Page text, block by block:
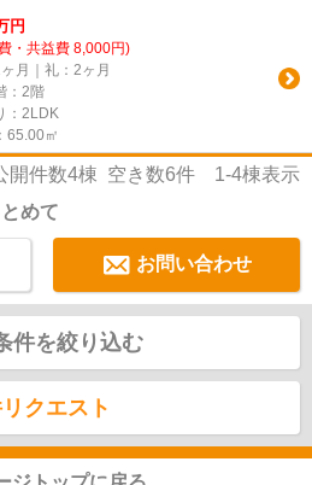
円
・共益費 8,000円)
月｜礼：2ヶ月
：2階
：2LDK
65.00㎡
開件数4棟 空き数6件 1-4棟表示
めて
お問い合わせ
件を絞り込む
クエスト